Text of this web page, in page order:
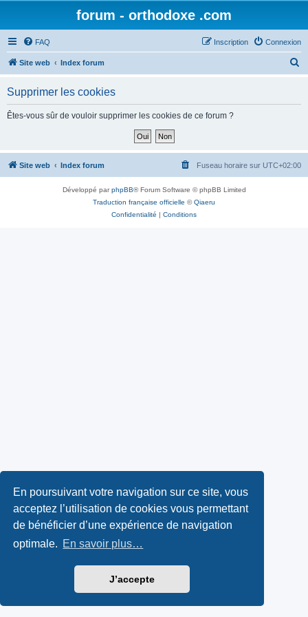
En poursuivant votre navigation sur ce site, vous
acceptez l’utilisation de cookies vous permettant
de bénéficier d’une expérience de navigation
optimale. En savoir plus…
J’accepte
forum - orthodoxe .com
FAQ Connexion
Inscription
Site web Index forum
h
Supprimer les cookies
Êtes-vous sûr de vouloir supprimer les cookies de ce forum ?
Site web Index forum Fuseau horaire sur UTC+02:00
Développé parphpBB® Forum Software © phpBB Limited
Traduction française officielle ©Qiaeru
Confidentialité | Conditions